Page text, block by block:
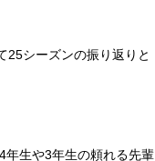
25シーズンの振り返りと
年生や3年生の頼れる先輩